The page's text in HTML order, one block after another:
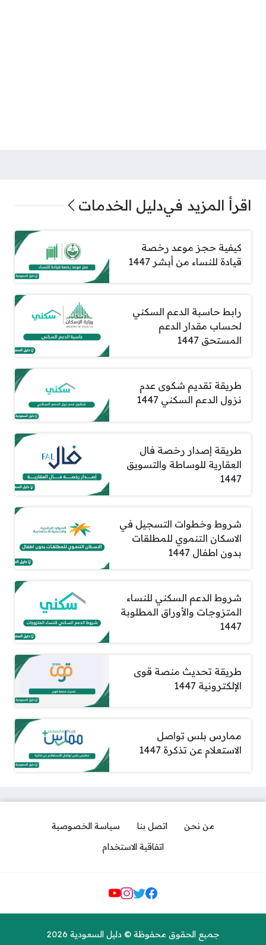
اقرأ المزيد فيدليل الخدمات
كيفية حجز موعد رخصة
قيادة للنساء من أبشر 1447
رابط حاسبة الدعم السكني
لحساب مقدار الدعم
المستحق 1447
طريقة تقديم شكوى عدم
نزول الدعم السكني 1447
طريقة إصدار رخصة فال
العقارية للوساطة والتسويق
1447
شروط وخطوات التسجيل في
الاسكان التنموي للمطلقات
بدون اطفال 1447
شروط الدعم السكني للنساء
المتزوجات والأوراق المطلوبة
1447
طريقة تحديث منصة قوى
الإلكترونية 1447
ممارس بلس تواصل
الاستعلام عن تذكرة 1447
من نحن اتصل بنا
سياسة الخصوصية
اتفاقية الاستخدام
مواقع التواصل
جميع الحقوق محفوظة © دليل السعودية 2026